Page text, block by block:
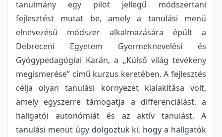
tanulmány egy pilot jellegű módszertani
fejlesztést mutat be, amely a tanulási menü
elnevezésű módszer alkalmazására épült a
Debreceni Egyetem Gyermeknevelési és
Gyógypedagógiai Karán, a „Külső világ tevékeny
megismerése” című kurzus keretében. A fejlesztés
célja olyan tanulási környezet kialakítása volt,
amely egyszerre támogatja a differenciálást, a
hallgatói autonómiát és az aktív tanulást. A
tanulási menüt úgy dolgoztuk ki, hogy a hallgatók